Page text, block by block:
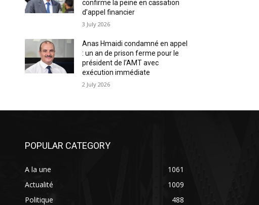
confirme la peine en cassation
d’appel financier
3 July 2026
Anas Hmaidi condamné en appel
: un an de prison ferme pour le
président de l’AMT avec
exécution immédiate
2 July 2026
POPULAR CATEGORY
A la une
1061
Actualité
1009
Politique
488